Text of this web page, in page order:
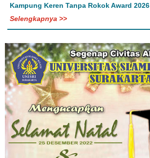
Kampung Keren Tanpa Rokok Award 2026
Selengkapnya >>